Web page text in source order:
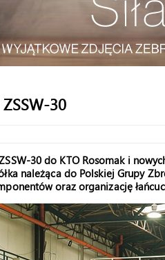
30
30 do KTO Rosomak i
należąca do Polskiej Grupy
oraz organizację